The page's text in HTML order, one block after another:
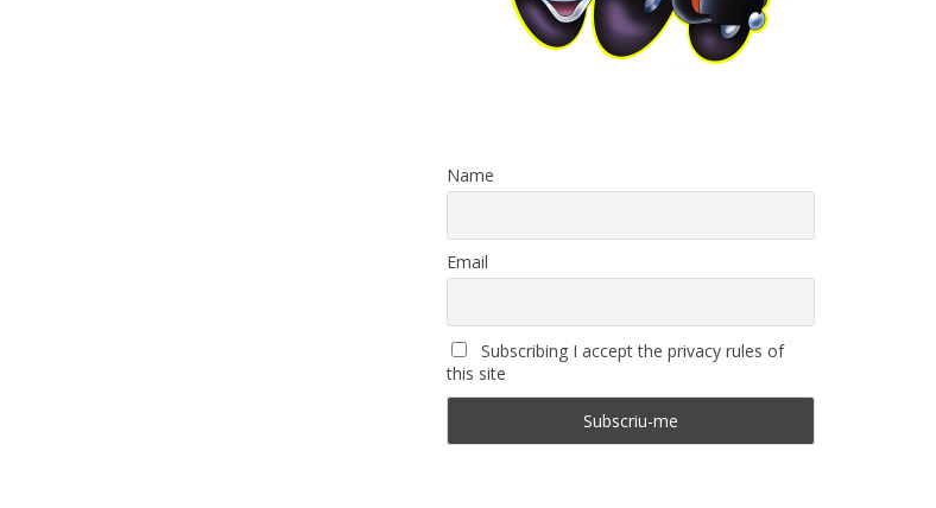
Name
Email
Subscribing I accept the privacy rules of
this site